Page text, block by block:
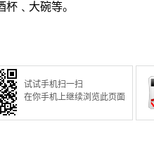
﹑大碗等。
试试手机扫一扫
在你手机上继续浏览此页面